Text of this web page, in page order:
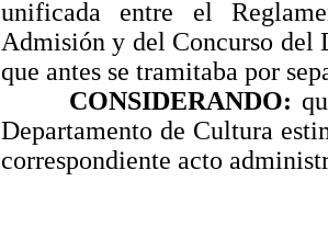
unificada entre el
Admisión y del Concurso
que antes se tramitaba por
CONSIDERANDO:
Departamento de Cultura
correspondiente acto